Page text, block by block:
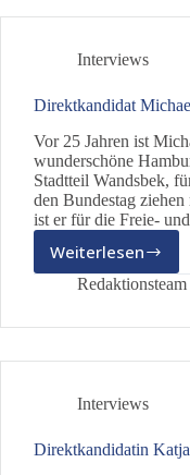
Interviews
Direktkandidat
Vor 25 Jahren ist
wunderschöne
Stadtteil Wandsbek,
den Bundestag
ist er für die Freie-
Weiterlesen
Michael
Stein
Redaktionsteam
Interviews
Direktkandidatin